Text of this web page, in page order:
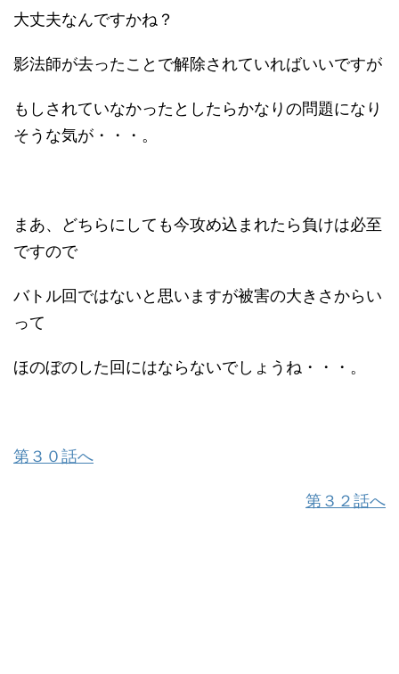
大丈夫なんですかね？
影法師が去ったことで解除されていればいいですが
もしされていなかったとしたらかなりの問題になり
そうな気が・・・。
まあ、どちらにしても今攻め込まれたら負けは必至
ですので
バトル回ではないと思いますが被害の大きさからい
って
ほのぼのした回にはならないでしょうね・・・。
第３０話へ
第３２話へ